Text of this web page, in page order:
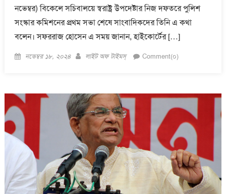
নভেম্বর) বিকেলে সচিবালয়ে স্বরাষ্ট্র উপদেষ্টার নিজ দফতরে পুলিশ
সংস্কার কমিশনের প্রথম সভা শেষে সাংবাদিকদের তিনি এ কথা
বলেন। সফররাজ হোসেন এ সময় জানান, হাইকোর্টের […]
Posted
নভেম্বর ১৮, ২০২৪ Author
লাইট অফ টাইমস্ Comment(০)